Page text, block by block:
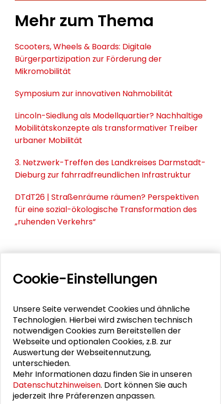
Mehr zum Thema
Scooters, Wheels & Boards: Digitale
Bürgerpartizipation zur Förderung der
Mikromobilität
Symposium zur innovativen Nahmobilität
Lincoln-Siedlung als Modellquartier? Nachhaltige
Mobilitätskonzepte als transformativer Treiber
urbaner Mobilität
3. Netzwerk-Treffen des Landkreises Darmstadt-
Dieburg zur fahrradfreundlichen Infrastruktur
DTdT26 | Straßenräume räumen? Perspektiven
für eine sozial-ökologische Transformation des
„ruhenden Verkehrs“
Daniel Hanss
Charis Stoica
THEMEN ZU DIESEM BEITRAG
Cookie-Einstellungen
Unsere Seite verwendet Cookies und ähnliche
Technologien. Hierbei wird zwischen technisch
notwendigen Cookies zum Bereitstellen der
Webseite und optionalen Cookies, z.B. zur
Auswertung der Webseitennutzung,
unterschieden.
Mehr Informationen dazu finden Sie in unseren
Datenschutzhinweisen. Dort können Sie auch
jederzeit Ihre Präferenzen anpassen.